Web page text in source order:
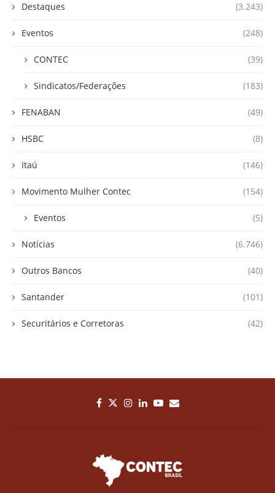
Destaques (3.243)
Eventos (248)
CONTEC (39)
Sindicatos/Federações (183)
FENABAN (49)
HSBC (8)
Itaú (146)
Movimento Mulher Contec (154)
Eventos (5)
Notícias (6.746)
Outros Bancos (40)
Santander (101)
Securitários e Corretoras (42)